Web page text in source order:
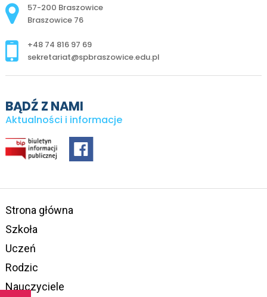
Adres pocztowy:
57-200 Braszowice
Braszowice 76
+48 74 816 97 69
sekretariat@spbraszowice.edu.pl
BĄDŹ Z NAMI
Aktualności i informacje
Strona główna
Szkoła
Uczeń
Rodzic
Nauczyciele